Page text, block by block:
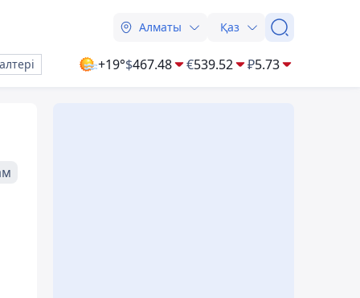
Алматы Қаз
+19°$467.48 €539.52 ₽5.73